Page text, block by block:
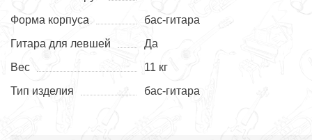
Форма корпуса
бас-гитара
Гитара для левшей
Да
Вес
11 кг
Тип изделия
бас-гитара